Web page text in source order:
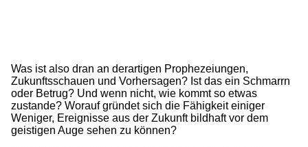
Was ist also dran an derartigen Prophezeiungen,
Zukunftsschauen und Vorhersagen? Ist das ein Schmarrn
oder Betrug? Und wenn nicht, wie kommt so etwas
zustande? Worauf gründet sich die Fähigkeit einiger
Weniger, Ereignisse aus der Zukunft bildhaft vor dem
geistigen Auge sehen zu können?